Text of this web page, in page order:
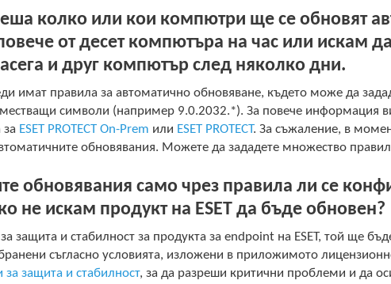
колко или кои компютри ще се обновят
от десет компютъра на час или искам
и друг компютър след няколко дни.
имат правила за автоматично обновяване, където може да
символи (например 9.0.2032.*). За повече информация
ESET PROTECT On-Prem или ESET PROTECT. За съжаление, в
обновявания. Можете да зададете множество
обновявания само чрез правила ли се
не искам продукт на ESET да бъде обновен?
защита и стабилност за продукта за endpoint на ESET, той ще
съгласно условията, изложени в приложимото
за защита и стабилност, за да разреши критични проблеми и да